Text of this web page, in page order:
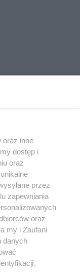
powielany i
jakikolwiek sposób (w
polu
w
użycie lub
prawa,
kary i może być
oraz inne
dostęp i
oraz
przez
zapewniania
oraz
my i Zaufani
danych